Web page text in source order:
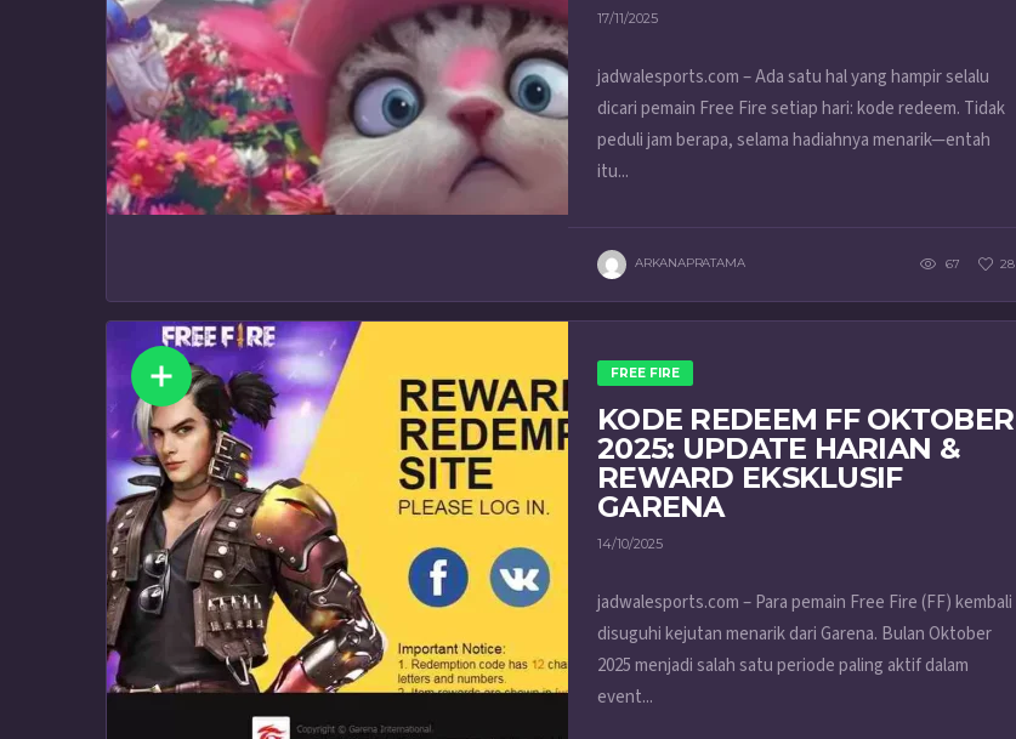
17/11/2025
jadwalesports.com – Ada satu hal yang hampir selalu
dicari pemain Free Fire setiap hari: kode redeem. Tidak
peduli jam berapa, selama hadiahnya menarik—entah
itu...
ARKANAPRATAMA 67 28
FREE FIRE
KODE REDEEM FF OKTOBER
2025: UPDATE HARIAN &
REWARD EKSKLUSIF
GARENA
14/10/2025
jadwalesports.com – Para pemain Free Fire (FF) kembali
disuguhi kejutan menarik dari Garena. Bulan Oktober
2025 menjadi salah satu periode paling aktif dalam
event...